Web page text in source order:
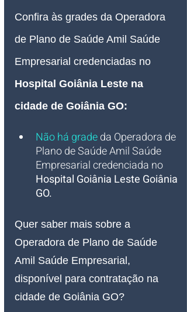
Confira às grades da Operadora
de Plano de Saúde Amil Saúde
Empresarial credenciadas no
Hospital Goiânia Leste na
cidade de Goiânia GO:
Não há grade da Operadora de
Plano de Saúde Amil Saúde
Empresarial credenciada no
Hospital Goiânia Leste Goiânia
GO.
Quer saber mais sobre a
Operadora de Plano de Saúde
Amil Saúde Empresarial,
disponível para contratação na
cidade de Goiânia GO?